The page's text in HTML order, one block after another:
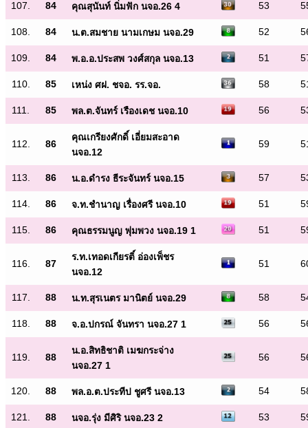
107. 84 คุณสุนันท์ นิ่มฟัก นจอ.26 4 53
108. 84 น.ต.สมชาย นามเกษม นจอ.29 52
109. 84 พ.อ.อ.ประสพ วงศ์สกุล นจอ.13 51
110. 85 เหน่ง ศฝ. ชจอ. รร.จอ. 58
111. 85 พล.ต.จันทร์ เรืองเดช นจอ.10 56
112. 86
คุณเกรียงศักดิ์ เอี่ยมสะอาด
นจอ.12
59
113. 86 น.อ.ดำรง ธีระจันทร์ นจอ.15 57
114. 86 จ.ท.ชำนาญ เรื่องศรี นจอ.10 51
115. 86 คุณธรรมนูญ พุ่มพวง นจอ.19 1 51
116. 87
ร.ท.เทอดเกียรติ์ อ่องเพ็ชร
นจอ.12
51
117. 88 น.ท.สุรเนตร มานิตย์ นจอ.29 58
118. 88 จ.อ.ปกรณ์ จันทรา นจอ.27 1 56
119. 88
น.อ.สิทธิชาติ เมฆกระจ่าง
นจอ.27 1
56
120. 88 พล.อ.ต.ประทีป ชูศรี นจอ.13 54
121. 88 นจอ.รุ่ง มีศิริ นจอ.23 2 53